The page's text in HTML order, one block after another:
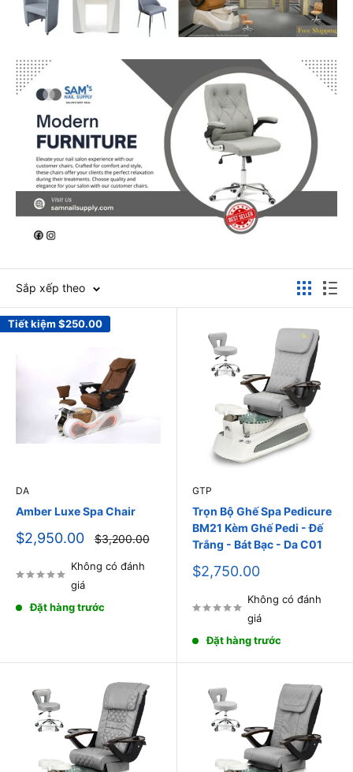
Sắp xếp theo
Tiết kiệm $250.00
DA
Amber Luxe Spa Chair
Giá
bán
$2,950.00
Giá
thông
thường
$3,200.00
Không có đánh
giá
Đặt hàng trước
GTP
Trọn Bộ Ghế Spa Pedicure
BM21 Kèm Ghế Pedi - Đế
Trắng - Bát Bạc - Da C01
Giá
bán
$2,750.00
Không có đánh
giá
Đặt hàng trước